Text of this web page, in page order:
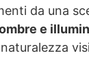
da una
e